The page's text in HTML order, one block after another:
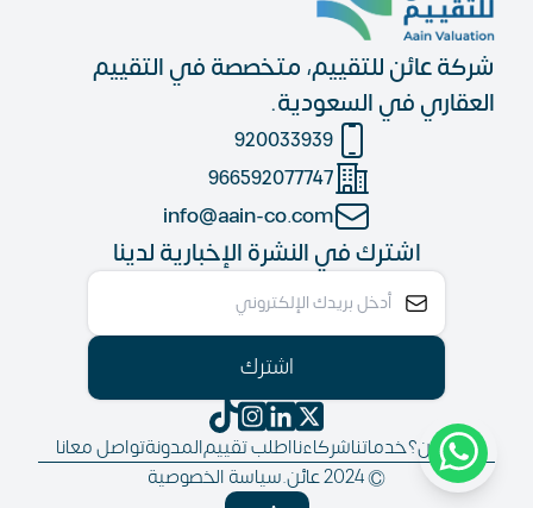
شركة عائن للتقييم، متخصصة في التقييم
العقاري في السعودية.
اشترك في النشرة الإخبارية لدينا
اشترك
920033939
966592077747
info@aain-co.com
من نحن؟خدماتناشركاءنااطلب تقييمالمدونةتواصل معانا
© 2024 عائن.
سياسة الخصوصية